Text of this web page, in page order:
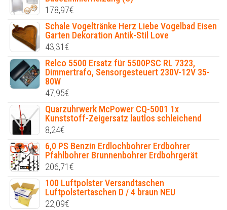
178,97€
Schale Vogeltränke Herz Liebe Vogelbad Eisen
Garten Dekoration Antik-Stil Love
43,31€
Relco 5500 Ersatz für 5500PSC RL 7323,
Dimmertrafo, Sensorgesteuert 230V-12V 35-
80W
47,95€
Quarzuhrwerk McPower CQ-5001 1x
Kunststoff-Zeigersatz lautlos schleichend
8,24€
6,0 PS Benzin Erdlochbohrer Erdbohrer
Pfahlbohrer Brunnenbohrer Erdbohrgerät
206,71€
100 Luftpolster Versandtaschen
Luftpolstertaschen D / 4 braun NEU
22,09€